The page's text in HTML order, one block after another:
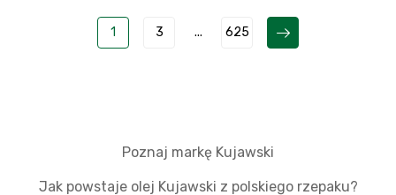
1 3 ... 625
Poznaj markę Kujawski
Jak powstaje olej Kujawski z polskiego rzepaku?